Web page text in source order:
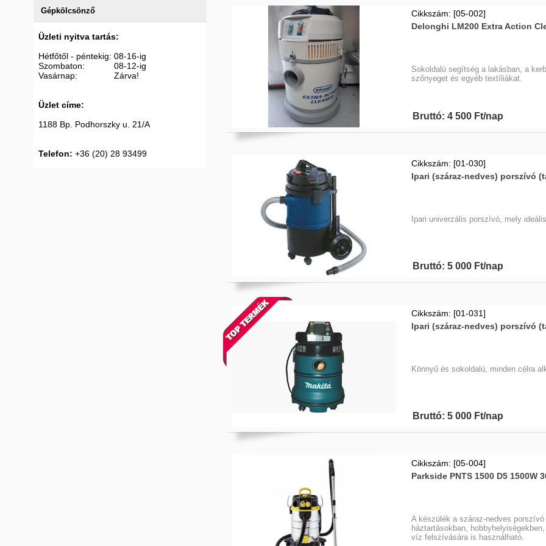
Gépkölcsönző
Üzleti nyitva tartás:
Hétfőtől - péntekig: 08-16-ig
Szombaton: 08-12-ig
Vasárnap: Zárva!
Üzlet címe:
1188 Bp. Podhorszky u. 21/A
Telefon: +36 (20) 28 93499
Cikkszám: [05-002]
Delonghi LM200 Extra Action
Sokoldalú segítség a lakásban, a
szőnyeget és egyéb textíliákat.
Bruttó: 4 500 Ft/nap
Cikkszám: [01-030]
Ipari (száraz-nedves) porszívó
Ipari univerzális porszívó, mely
Bruttó: 5 000 Ft/nap
Cikkszám: [01-031]
Ipari (száraz-nedves) porszívó
Könnyű és sokoldalú, minden célra
Bruttó: 5 000 Ft/nap
Cikkszám: [05-004]
Parkside PNTS 1500 D5
A készülék a száraz-nedves
háztartásokban,
víz felszívására is használható.